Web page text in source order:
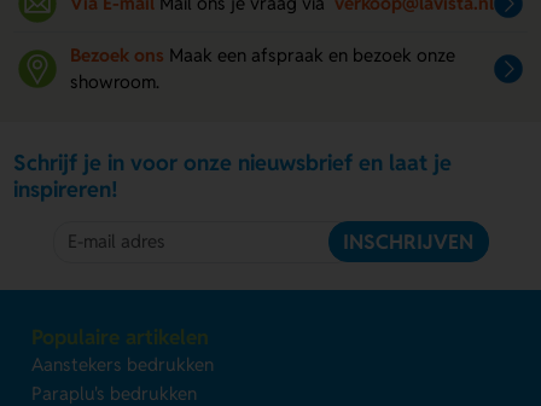
Bezoek ons Maak een afspraak en bezoek onze
showroom.
Schrijf je in voor onze nieuwsbrief en laat je
inspireren!
INSCHRIJVEN
Populaire artikelen
Aanstekers bedrukken
Paraplu's bedrukken